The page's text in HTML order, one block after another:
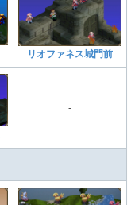
リオファネス城門前
-